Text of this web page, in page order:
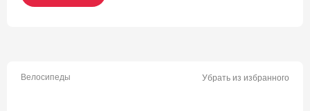
Велосипеды Убрать из избранного